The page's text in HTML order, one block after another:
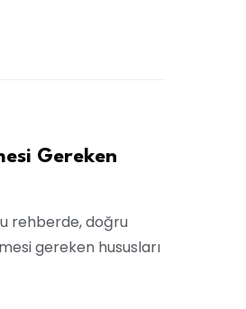
Gereken
rehberde, doğru
gereken hususları